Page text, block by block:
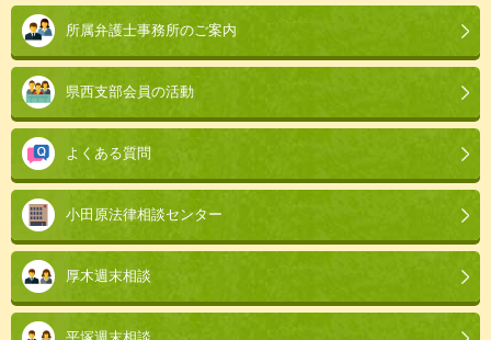
所属弁護士事務所のご案内
県西支部会員の活動
よくある質問
小田原法律相談センター
厚木週末相談